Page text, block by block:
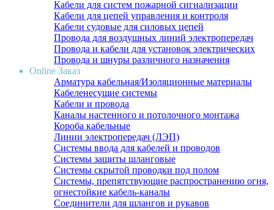
Кабели для систем пожарной сигнализации
Кабели для цепей управления и контроля
Кабели судовые для силовых цепей
Провода для воздушных линий электропередач
Провода и кабели для установок электрических
Провода и шнуры различного назначения
Online Заказ
Арматура кабельная/Изоляционные материалы
Кабеленесущие системы
Кабели и провода
Каналы настенного и потолочного монтажа
Короба кабельные
Линии электропередач (ЛЭП)
Системы ввода для кабелей и проводов
Системы защиты шланговые
Системы скрытой проводки под полом
Системы, препятствующие распространению огня,
огнестойкие кабель-каналы
Соединители для шлангов и рукавов